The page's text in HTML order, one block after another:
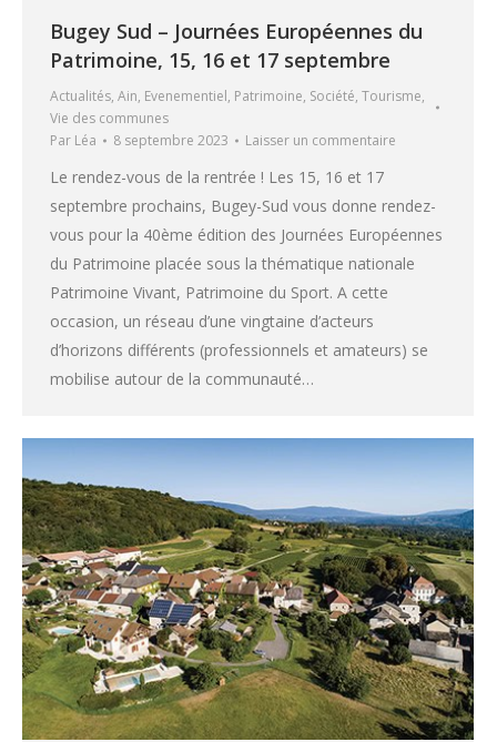
Bugey Sud – Journées Européennes du
Patrimoine, 15, 16 et 17 septembre
Actualités, Ain, Evenementiel, Patrimoine, Société, Tourisme,
Vie des communes
Par Léa 8 septembre 2023 Laisser un commentaire
Le rendez-vous de la rentrée ! Les 15, 16 et 17
septembre prochains, Bugey-Sud vous donne rendez-
vous pour la 40ème édition des Journées Européennes
du Patrimoine placée sous la thématique nationale
Patrimoine Vivant, Patrimoine du Sport. A cette
occasion, un réseau d’une vingtaine d’acteurs
d’horizons différents (professionnels et amateurs) se
mobilise autour de la communauté…